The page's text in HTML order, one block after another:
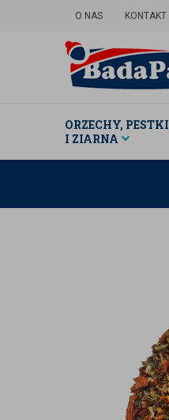
O NAS KONTAKT
ORZECHY, PESTKI
I ZIARNA